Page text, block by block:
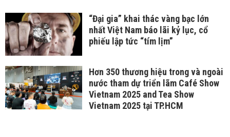
“Đại gia” khai thác vàng bạc lớn
nhất Việt Nam báo lãi kỷ lục, cổ
phiếu lập tức “tím lịm”
Hơn 350 thương hiệu trong và ngoài
nước tham dự triển lãm Café Show
Vietnam 2025 and Tea Show
Vietnam 2025 tại TP.HCM